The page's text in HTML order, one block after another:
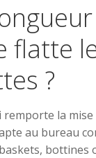
flatte
?
la
au bureau
bottines